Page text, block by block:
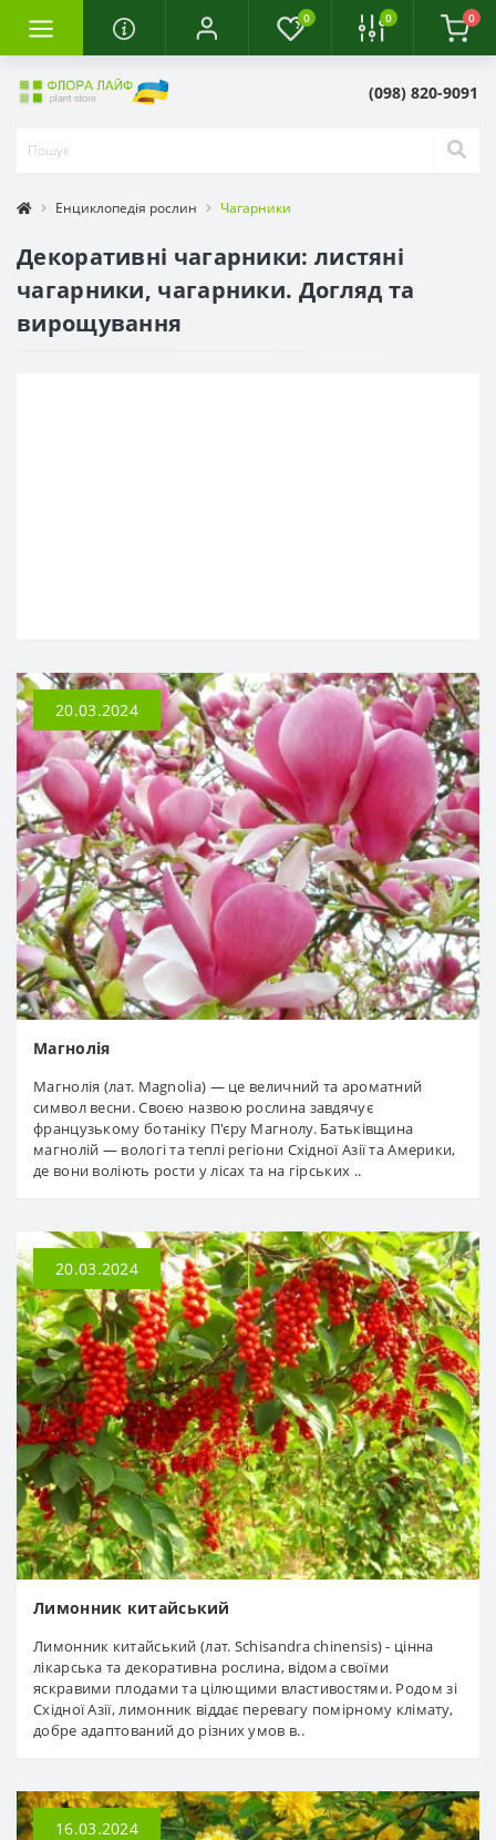
0 0 0
(098) 820-9091
Енциклопедія рослин Чагарники
Декоративні чагарники: листяні
чагарники, чагарники. Догляд та
вирощування
20.03.2024
Магнолія
Магнолія (лат. Magnolia) — це величний та ароматний
символ весни. Своєю назвою рослина завдячує
французькому ботаніку П'єру Магнолу. Батьківщина
магнолій — вологі та теплі регіони Східної Азії та Америки,
де вони воліють рости у лісах та на гірських ..
20.03.2024
Лимонник китайський
Лимонник китайський (лат. Schisandra chinensis) - цінна
лікарська та декоративна рослина, відома своїми
яскравими плодами та цілющими властивостями. Родом зі
Східної Азії, лимонник віддає перевагу помірному клімату,
добре адаптований до різних умов в..
16.03.2024